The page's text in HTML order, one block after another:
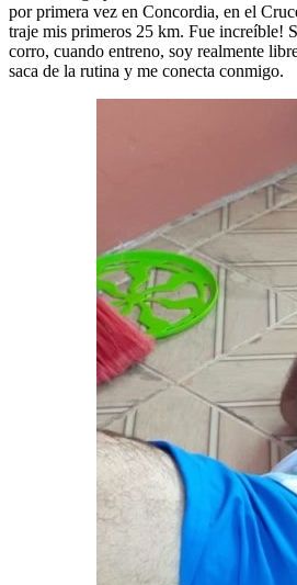
por primera vez en Concordia, en el
traje mis primeros 25 km. Fue increíble!
corro, cuando entreno, soy realmente
saca de la rutina y me conecta conmigo.